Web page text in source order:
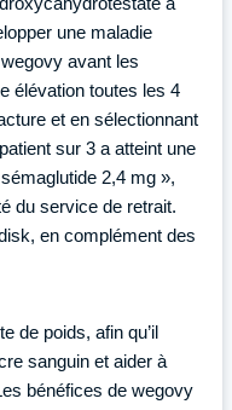
une maladie
avant les
élévation toutes les 4
et en sélectionnant
sur 3 a atteint une
2,4 mg »,
du service de retrait.
en complément des
de poids, afin qu’il
sanguin et aider à
bénéfices de wegovy